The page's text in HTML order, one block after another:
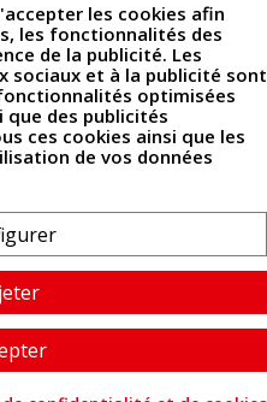
05 63 34 51 88
création Quatrys 💙
les cookies afin
les fonctionnalités des
de la publicité. Les
sociaux et à la publicité sont
optimisées
que des publicités
ces cookies ainsi que les
de vos données